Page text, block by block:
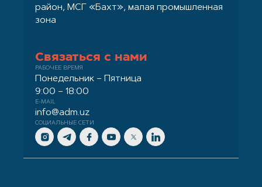
район, МСГ «Бахт», малая промышленная
зона
Связаться с нами
РАБОЧЕЕ ВРЕМЯ
Понедельник – Пятница
9:00 – 18:00
E-MAIL
info@adm.uz
СОЦИАЛЬНЫЕ СЕТИ